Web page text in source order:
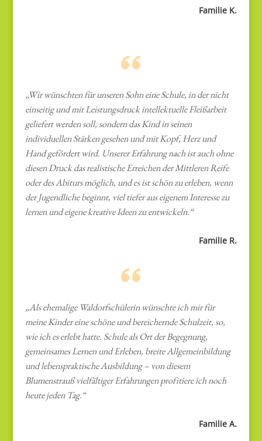
Familie K.
„Wir wünschten für unseren Sohn eine Schule, in der nicht
einseitig und mit Leistungsdruck intellektuelle Fleißarbeit
geliefert werden soll, sondern das Kind in seinen
individuellen Stärken gesehen und mit Kopf, Herz und
Hand gefördert wird. Unserer Erfahrung nach ist auch ohne
diesen Druck das realistische Erreichen der Mittleren Reife
oder des Abiturs möglich, und es ist schön zu erleben, wenn
der Jugendliche beginnt, viel tiefer aus eigenem Interesse zu
lernen und eigene kreative Ideen zu entwickeln.“
Familie R.
„Als ehemalige Waldorfschülerin wünschte ich mir für
meine Kinder eine schöne und bereichernde Schulzeit, so,
wie ich es erlebt hatte. Schule als Ort der Begegnung,
gemeinsames Lernen und Erleben, breite Allgemeinbildung
und lebenspraktische Ausbildung – von diesem
Blumenstrauß vielfältiger Erfahrungen profitiere ich noch
heute jeden Tag.“
Familie A.